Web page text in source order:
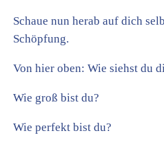
Schaue nun herab auf dich
Schöpfung.
Von hier oben: Wie siehst du
Wie groß bist du?
Wie perfekt bist du?